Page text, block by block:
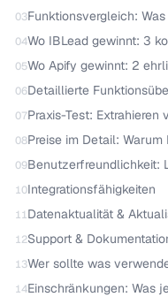
03Funktionsvergleich:
04Wo IBLead gewinnt: 3
05Wo Apify gewinnt: 2
06Detaillierte
07Praxis-Test: Extrahieren
08Preise im Detail:
09Benutzerfreundlichkeit:
10Integrationsfähigkeiten
11Datenaktualität &
12Support &
13Wer sollte was
14Einschränkungen: Was